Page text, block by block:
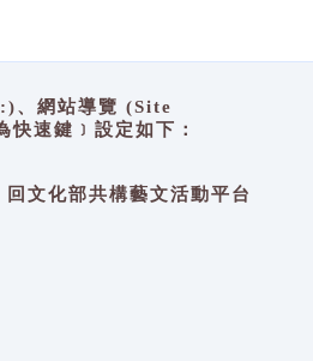
、網站導覽 (Site
速鍵﹞設定如下：
文化部共構藝文活動平台